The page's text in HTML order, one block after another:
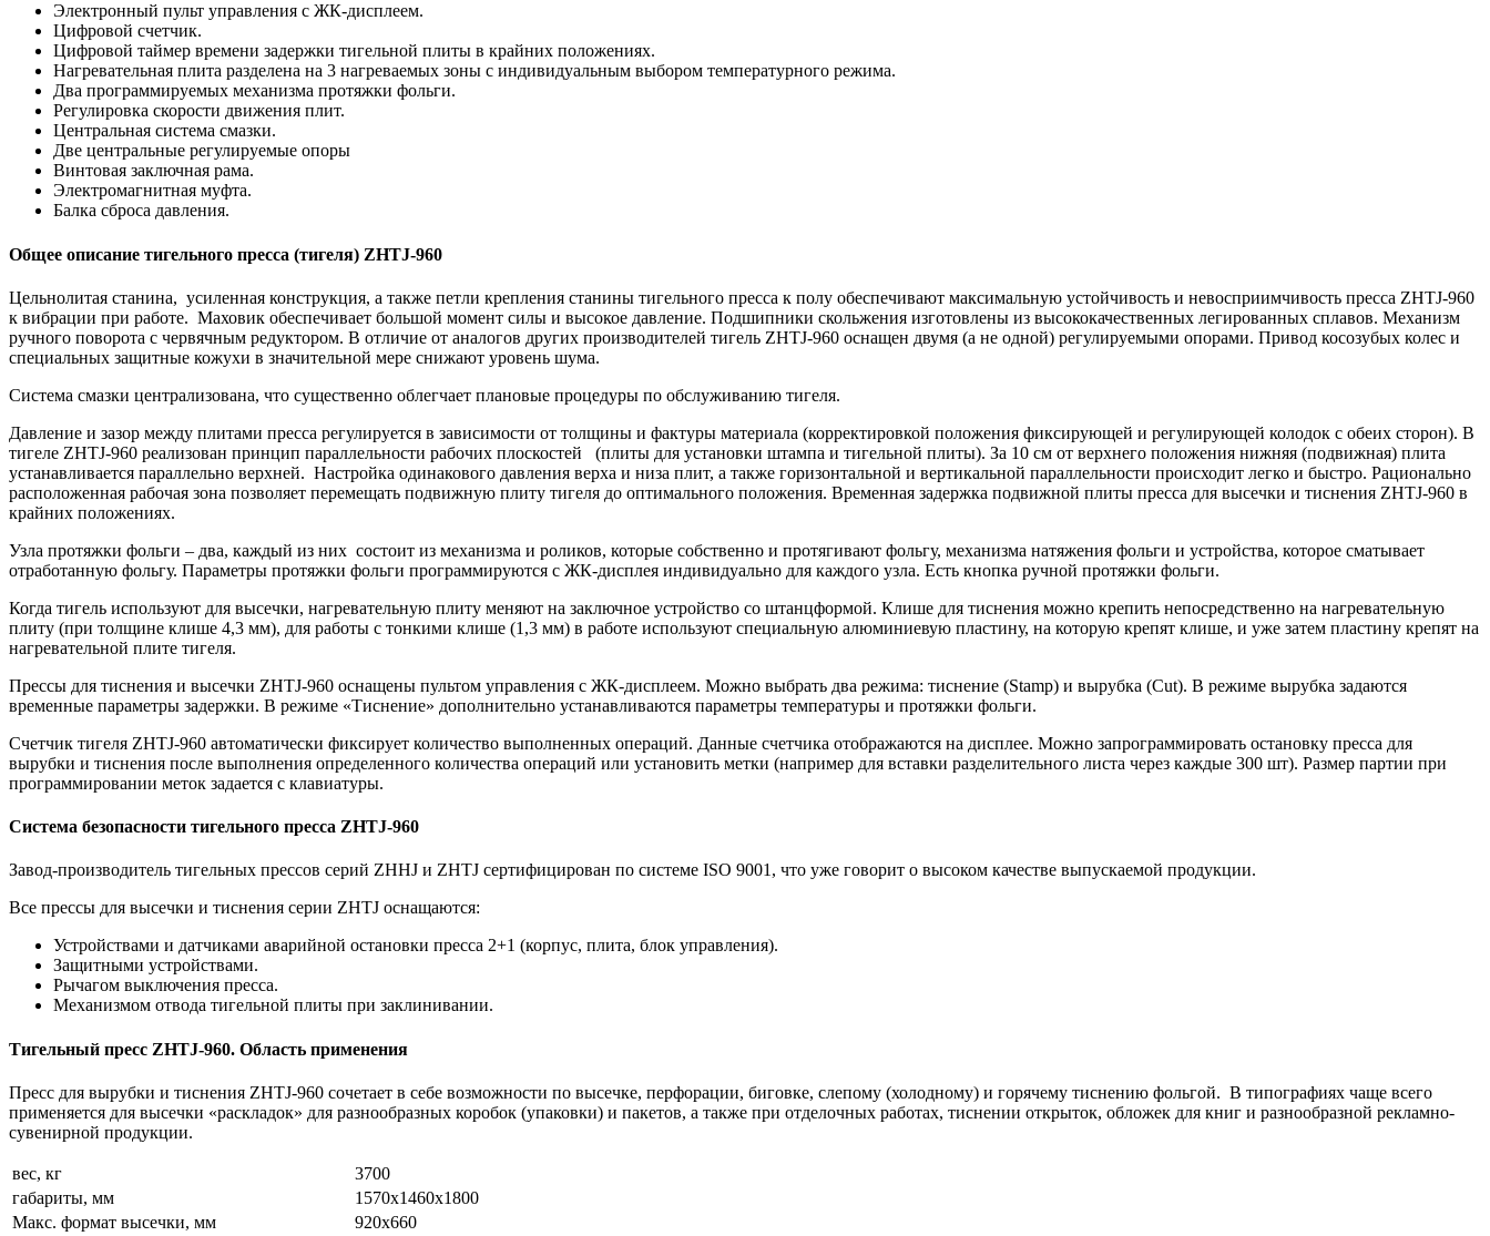
Электронный пульт управления с ЖК-дисплеем.
Цифровой счетчик.
Цифровой таймер времени задержки тигельной плиты в крайних положениях.
Нагревательная плита разделена на 3 нагреваемых зоны с индивидуальным выбором температурного режима.
Два программируемых механизма протяжки фольги.
Регулировка скорости движения плит.
Центральная система смазки.
Две центральные регулируемые опоры
Винтовая заключная рама.
Электромагнитная муфта.
Балка сброса давления.
Общее описание тигельного пресса (тигеля) ZHTJ-960
Цельнолитая станина, усиленная конструкция, а также петли крепления станины тигельного пресса к полу обеспечивают максимальную устойчивость и невосприимчивость пресса ZHTJ-960
к вибрации при работе. Маховик обеспечивает большой момент силы и высокое давление. Подшипники скольжения изготовлены из высококачественных легированных сплавов. Механизм
ручного поворота с червячным редуктором. В отличие от аналогов других производителей тигель ZHTJ-960 оснащен двумя (а не одной) регулируемыми опорами. Привод косозубых колес и
специальных защитные кожухи в значительной мере снижают уровень шума.
Система смазки централизована, что существенно облегчает плановые процедуры по обслуживанию тигеля.
Давление и зазор между плитами пресса регулируется в зависимости от толщины и фактуры материала (корректировкой положения фиксирующей и регулирующей колодок с обеих сторон). В
тигеле ZHTJ-960 реализован принцип параллельности рабочих плоскостей (плиты для установки штампа и тигельной плиты). За 10 см от верхнего положения нижняя (подвижная) плита
устанавливается параллельно верхней. Настройка одинакового давления верха и низа плит, а также горизонтальной и вертикальной параллельности происходит легко и быстро. Рационально
расположенная рабочая зона позволяет перемещать подвижную плиту тигеля до оптимального положения. Временная задержка подвижной плиты пресса для высечки и тиснения ZHTJ-960 в
крайних положениях.
Узла протяжки фольги – два, каждый из них состоит из механизма и роликов, которые собственно и протягивают фольгу, механизма натяжения фольги и устройства, которое сматывает
отработанную фольгу. Параметры протяжки фольги программируются с ЖК-дисплея индивидуально для каждого узла. Есть кнопка ручной протяжки фольги.
Когда тигель используют для высечки, нагревательную плиту меняют на заключное устройство со штанцформой. Клише для тиснения можно крепить непосредственно на нагревательную
плиту (при толщине клише 4,3 мм), для работы с тонкими клише (1,3 мм) в работе используют специальную алюминиевую пластину, на которую крепят клише, и уже затем пластину крепят на
нагревательной плите тигеля.
Прессы для тиснения и высечки ZHTJ-960 оснащены пультом управления с ЖК-дисплеем. Можно выбрать два режима: тиснение (Stamp) и вырубка (Cut). В режиме вырубка задаются
временные параметры задержки. В режиме «Тиснение» дополнительно устанавливаются параметры температуры и протяжки фольги.
Счетчик тигеля ZHTJ-960 автоматически фиксирует количество выполненных операций. Данные счетчика отображаются на дисплее. Можно запрограммировать остановку пресса для
вырубки и тиснения после выполнения определенного количества операций или установить метки (например для вставки разделительного листа через каждые 300 шт). Размер партии при
программировании меток задается с клавиатуры.
Система безопасности тигельного пресса ZHTJ-960
Завод-производитель тигельных прессов серий ZHHJ и ZHTJ сертифицирован по системе ISO 9001, что уже говорит о высоком качестве выпускаемой продукции.
Все прессы для высечки и тиснения серии ZHTJ оснащаются:
Устройствами и датчиками аварийной остановки пресса 2+1 (корпус, плита, блок управления).
Защитными устройствами.
Рычагом выключения пресса.
Механизмом отвода тигельной плиты при заклинивании.
Тигельный пресс ZHTJ-960. Область применения
Пресс для вырубки и тиснения ZHTJ-960 сочетает в себе возможности по высечке, перфорации, биговке, слепому (холодному) и горячему тиснению фольгой. В типографиях чаще всего
применяется для высечки «раскладок» для разнообразных коробок (упаковки) и пакетов, а также при отделочных работах, тиснении открыток, обложек для книг и разнообразной рекламно-
сувенирной продукции.
вес, кг
3700
габариты, мм
1570х1460х1800
Макс. формат высечки, мм
920х660